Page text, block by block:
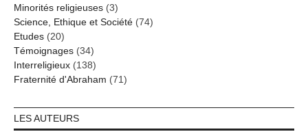
Minorités religieuses (3)
Science, Ethique et Société (74)
Etudes (20)
Témoignages (34)
Interreligieux (138)
Fraternité d'Abraham (71)
LES AUTEURS